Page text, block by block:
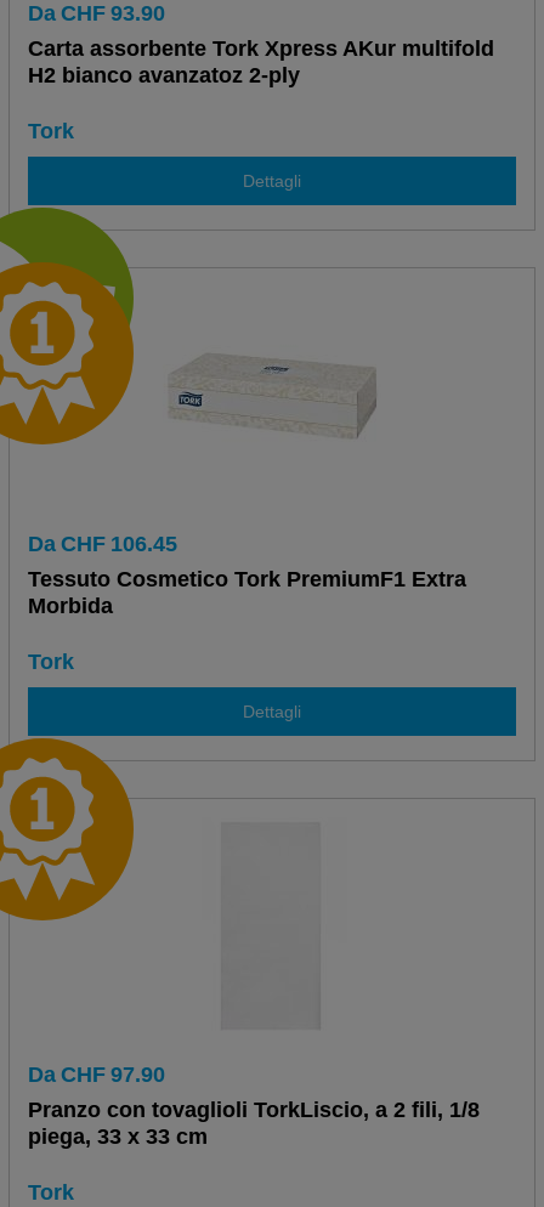
Da CHF 93.90
Carta assorbente Tork Xpress AKur multifold
H2 bianco avanzatoz 2-ply
Tork
Dettagli
Da CHF 106.45
Tessuto Cosmetico Tork PremiumF1 Extra
Morbida
Tork
Dettagli
Da CHF 97.90
Pranzo con tovaglioli TorkLiscio, a 2 fili, 1/8
piega, 33 x 33 cm
Tork